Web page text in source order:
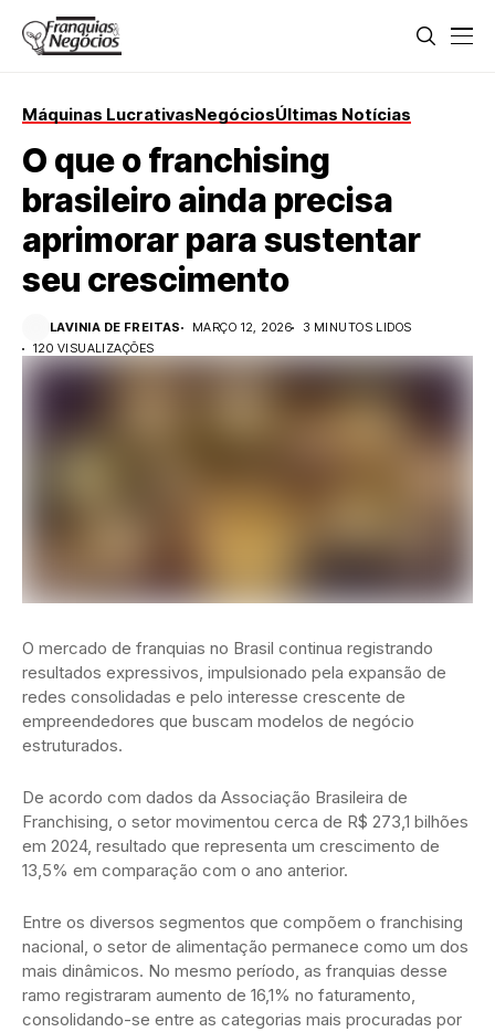
Máquinas LucrativasNegóciosÚltimas Notícias
O que o franchising
brasileiro ainda precisa
aprimorar para sustentar
seu crescimento
LAVINIA DE FREITAS MARÇO 12, 2026
3 MINUTOS LIDOS
120 VISUALIZAÇÕES
O mercado de franquias no Brasil continua registrando
resultados expressivos, impulsionado pela expansão de
redes consolidadas e pelo interesse crescente de
empreendedores que buscam modelos de negócio
estruturados.
De acordo com dados da Associação Brasileira de
Franchising, o setor movimentou cerca de R$ 273,1 bilhões
em 2024, resultado que representa um crescimento de
13,5% em comparação com o ano anterior.
Entre os diversos segmentos que compõem o franchising
nacional, o setor de alimentação permanece como um dos
mais dinâmicos. No mesmo período, as franquias desse
ramo registraram aumento de 16,1% no faturamento,
consolidando-se entre as categorias mais procuradas por